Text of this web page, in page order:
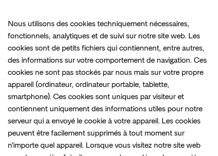
Nous utilisons des cookies techniquement nécessaires,
fonctionnels, analytiques et de suivi sur notre site web. Les
cookies sont de petits fichiers qui contiennent, entre autres,
des informations sur votre comportement de navigation. Ces
cookies ne sont pas stockés par nous mais sur votre propre
appareil (ordinateur, ordinateur portable, tablette,
smartphone). Ces cookies sont uniques par visiteur et
contiennent uniquement des informations utiles pour notre
serveur qui a envoyé le cookie à votre appareil. Les cookies
peuvent être facilement supprimés à tout moment sur
n'importe quel appareil. Lorsque vous visitez notre site web